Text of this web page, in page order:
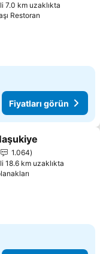
7.0 km uzaklıkta
Restoran
Fiyatları görün
ekle
1.064
18.6 km uzaklıkta